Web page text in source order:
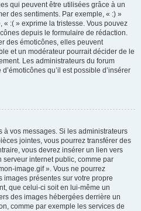
qui peuvent être utilisées grâce à un
des sentiments. Par exemple, « :) »
« :( » exprime la tristesse. Vous pouvez
depuis le formulaire de rédaction.
des émoticônes, elles peuvent
et un modérateur pourrait décider de le
Les administrateurs du forum
qu’il est possible d’insérer
vos messages. Si les administrateurs
jointes, vous pourrez transférer des
vous devrez insérer un lien vers
internet public, comme par
image.gif ». Vous ne pourrez
présentes sur votre propre
que celui-ci soit en lui-même un
des images hébergées derrière un
comme par exemple les services de